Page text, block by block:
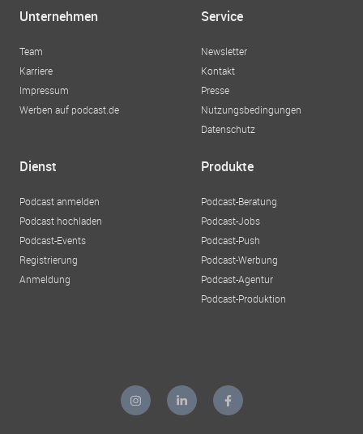
Unternehmen
Team
Karriere
Impressum
Werben auf podcast.de
Service
Newsletter
Kontakt
Presse
Nutzungsbedingungen
Datenschutz
Dienst
Podcast anmelden
Podcast hochladen
Podcast-Events
Registrierung
Anmeldung
Produkte
Podcast-Beratung
Podcast-Jobs
Podcast-Push
Podcast-Werbung
Podcast-Agentur
Podcast-Produktion